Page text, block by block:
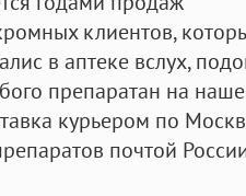
клиентов,
в аптеке вслух,
препаратан на
курьером по
почтой